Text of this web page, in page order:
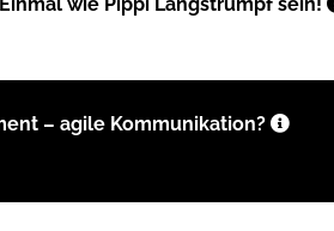
– agile Kommunikation?